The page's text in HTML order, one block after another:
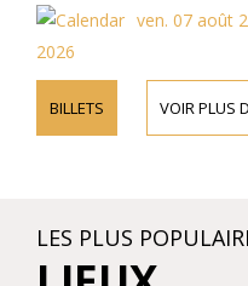
ven. 07 août
2026
BILLETS VOIR PLUS
LES PLUS